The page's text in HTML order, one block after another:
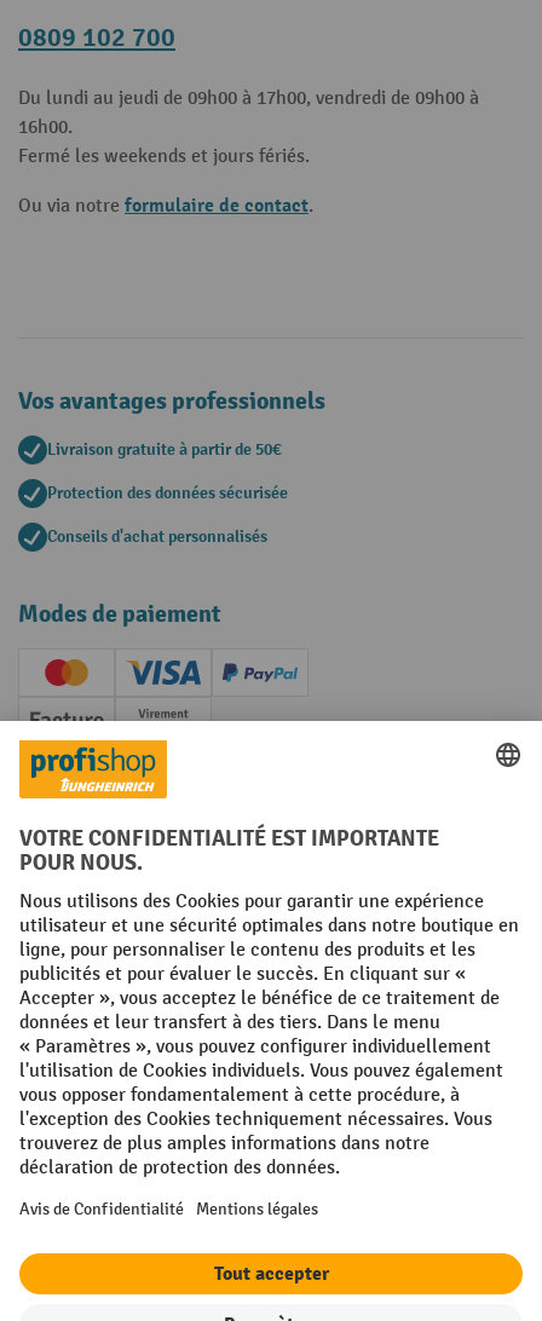
0809 102 700
Du lundi au jeudi de 09h00 à 17h00, vendredi de 09h00 à
16h00.
Fermé les weekends et jours fériés.
Ou via notre formulaire de contact.
Vos avantages professionnels
Livraison gratuite à partir de 50€
Protection des données sécurisée
Conseils d'achat personnalisés
Modes de paiement
Creditcard (Master)Creditcard (Visa)
PayPal
Réseaux sociaux
Facebook
YouTube
LinkedInInstagram
Conditions générales Mentions légales
Protection des Données Politique de cookies
All prices excl. VAT plusshipping costsand possible delivery charges,
if not stated otherwise.
¹ La remise est valable jusqu'à épuisement des stocks. La remise ne
s'applique pas aux prix spéciaux. Il n'est pas possible de le combiner
avec d'autres réductions en pourcentage ou bons de réduction. | ² Une
réduction unique est offerte lors de la première inscription à la
toute commande d'un montant net minimum de 250 €. Le pourcentage
de remise varie selon la catégorie de produits, pouvant atteindre